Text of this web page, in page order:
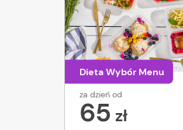
Dieta Wybór Menu
za dzień od
65 zł